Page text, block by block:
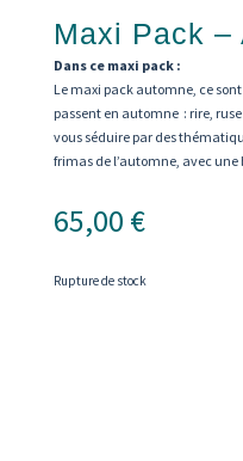
Maxi Pack –
Dans ce maxi pack :
Le maxi pack automne, ce
passent en automne : rire,
vous séduire par des
frimas de l’automne, avec
65,00 €
Rupture de stock